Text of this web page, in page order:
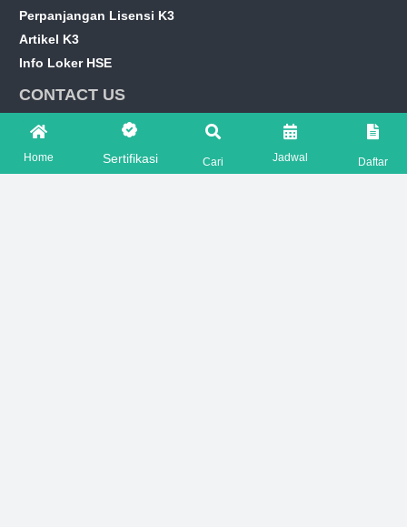
Perpanjangan Lisensi K3
Artikel K3
Info Loker HSE
CONTACT US
marketing@hseprime.com
AJENG +62 821-7776-2221
Home Sertifikasi Cari Jadwal Daftar